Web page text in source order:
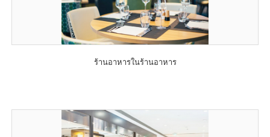
ร้านอาหารในร้านอาหาร